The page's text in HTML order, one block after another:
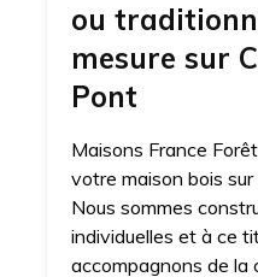
ou
mesure sur
Pont
Maisons France
votre maison bois sur
Nous sommes
individuelles et à ce
accompagnons de la